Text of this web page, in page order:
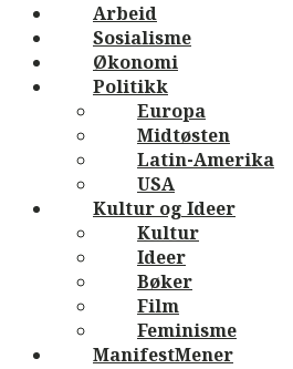
Arbeid
Sosialisme
Økonomi
Politikk
Europa
Midtøsten
Latin-Amerika
USA
Kultur og Ideer
Kultur
Ideer
Bøker
Film
Feminisme
ManifestMener